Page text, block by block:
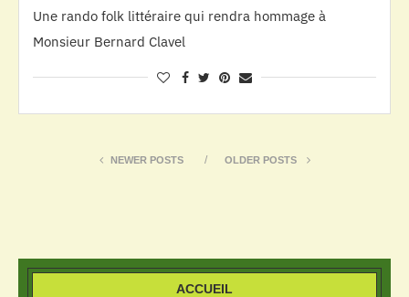
Une rando folk littéraire qui rendra hommage à
Monsieur Bernard Clavel
NEWER POSTS OLDER POSTS
ACCUEIL